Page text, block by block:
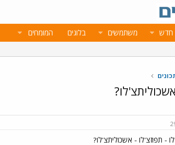
חדש משתמשים בלוגים המומחים
- תפוזצ'לו - אשכוליתצ'לו?